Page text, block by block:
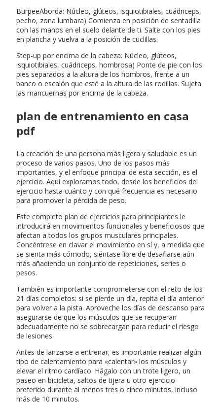
BurpeeAborda: Núcleo, glúteos, isquiotibiales, cuádriceps,
pecho, zona lumbara) Comienza en posición de sentadilla
con las manos en el suelo delante de ti. Salte con los pies
en plancha y vuelva a la posición de cuclillas.
Step-up por encima de la cabeza: Núcleo, glúteos,
isquiotibiales, cuádriceps, hombrosa) Ponte de pie con los
pies separados a la altura de los hombros, frente a un
banco o escalón que esté a la altura de las rodillas. Sujeta
las mancuernas por encima de la cabeza.
plan de entrenamiento en casa
pdf
La creación de una persona más ligera y saludable es un
proceso de varios pasos. Uno de los pasos más
importantes, y el enfoque principal de esta sección, es el
ejercicio. Aquí exploramos todo, desde los beneficios del
ejercicio hasta cuánto y con qué frecuencia es necesario
para promover la pérdida de peso.
Este completo plan de ejercicios para principiantes le
introducirá en movimientos funcionales y beneficiosos que
afectan a todos los grupos musculares principales.
Concéntrese en clavar el movimiento en sí y, a medida que
se sienta más cómodo, siéntase libre de desafiarse aún
más añadiendo un conjunto de repeticiones, series o
pesos.
También es importante comprometerse con el reto de los
21 días completos: si se pierde un día, repita el día anterior
para volver a la pista. Aproveche los días de descanso para
asegurarse de que los músculos que se recuperan
adecuadamente no se sobrecargan para reducir el riesgo
de lesiones.
Antes de lanzarse a entrenar, es importante realizar algún
tipo de calentamiento para «calentar» los músculos y
elevar el ritmo cardíaco. Hágalo con un trote ligero, un
paseo en bicicleta, saltos de tijera u otro ejercicio
preferido durante al menos tres o cinco minutos, incluso
más de 10 minutos.